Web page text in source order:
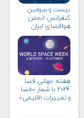
بیست و سومین
کنفرانس انجمن
هوافضای ايران
هفته جهانی فضا
۲۰۲۴ با شعار «فضا
و تغییرات اقلیمی»